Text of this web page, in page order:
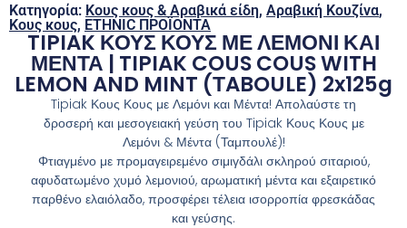
Κατηγορία: Κους κους & Αραβικά είδη, Αραβική Κουζίνα,
Κους κους, ETHNIC ΠΡΟΪΟΝΤΑ
TIPIAK ΚΟΥΣ ΚΟΥΣ ΜΕ ΛΕΜΟΝΙ ΚΑΙ
ΜΕΝΤΑ | TIPIAK COUS COUS WITH
LEMON AND MINT (ΤABOULE) 2x125g
Tipiak Κους Κους με Λεμόνι και Μέντα! Απολαύστε τη
δροσερή και μεσογειακή γεύση του Tipiak Κους Κους με
Λεμόνι & Μέντα (Ταμπουλέ)!
Φτιαγμένο με προμαγειρεμένο σιμιγδάλι σκληρού σιταριού,
αφυδατωμένο χυμό λεμονιού, αρωματική μέντα και εξαιρετικό
παρθένο ελαιόλαδο, προσφέρει τέλεια ισορροπία φρεσκάδας
και γεύσης.